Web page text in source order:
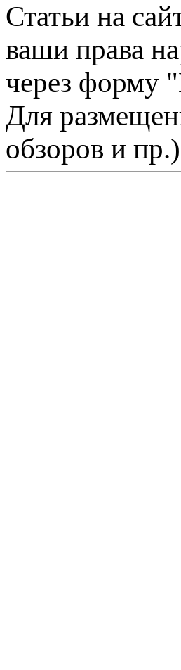
Статьи на
ваши права
через форму
Для
обзоров и